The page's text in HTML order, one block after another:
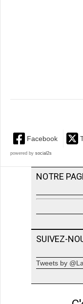
Facebook
powered by social2s
NOTRE
SUIVEZ-
Tweets by